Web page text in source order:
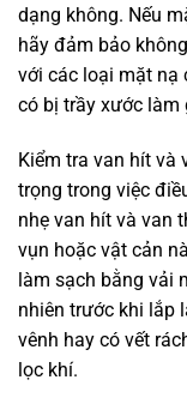
dạng không. Nếu
hãy đảm bảo
với các loại mặt nạ
có bị trầy xước làm
Kiểm tra van hít và
trọng trong việc
nhẹ van hít và van
vụn hoặc vật cản
làm sạch bằng vải
nhiên trước khi lắp
vênh hay có vết
lọc khí.